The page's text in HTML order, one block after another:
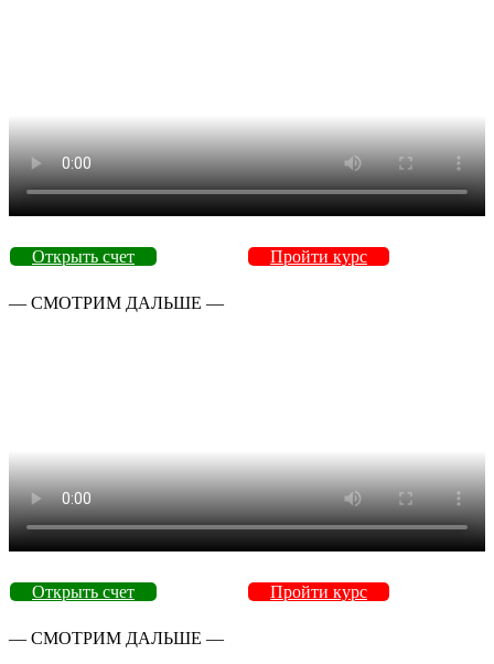
Открыть счет Пройти курс
— СМОТРИМ ДАЛЬШЕ —
Открыть счет Пройти курс
— СМОТРИМ ДАЛЬШЕ —